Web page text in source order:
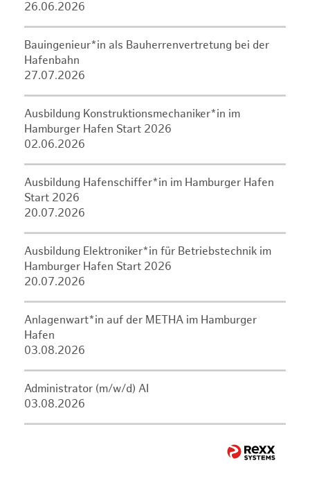
26.06.2026
Bauingenieur*in als Bauherrenvertretung bei der
Hafenbahn
27.07.2026
Ausbildung Konstruktionsmechaniker*in im
Hamburger Hafen Start 2026
02.06.2026
Ausbildung Hafenschiffer*in im Hamburger Hafen
Start 2026
20.07.2026
Ausbildung Elektroniker*in für Betriebstechnik im
Hamburger Hafen Start 2026
20.07.2026
Anlagenwart*in auf der METHA im Hamburger
Hafen
03.08.2026
Administrator (m/w/d) AI
03.08.2026